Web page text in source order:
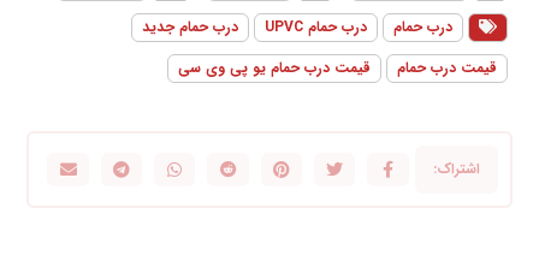
درب حمام
درب حمام UPVC
درب حمام جدید
قیمت درب حمام
قیمت درب حمام یو پی وی سی